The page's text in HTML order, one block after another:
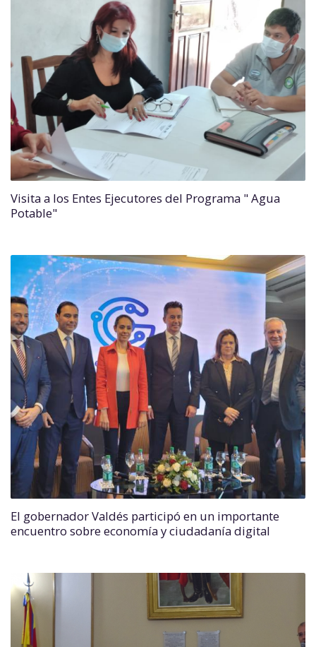
Visita a los Entes Ejecutores del Programa " Agua
Potable"
El gobernador Valdés participó en un importante
encuentro sobre economía y ciudadanía digital